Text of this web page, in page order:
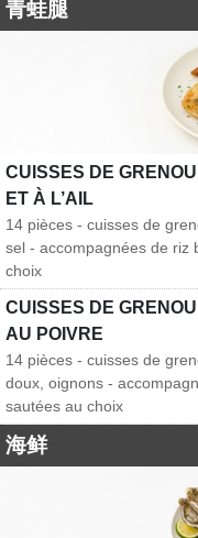
青蛙腿
CUISSES DE
ET À L’AIL
14 pièces - cuisses de
sel - accompagnées de riz
choix
CUISSES DE
AU POIVRE
14 pièces - cuisses de
doux, oignons -
sautées au choix
海鲜